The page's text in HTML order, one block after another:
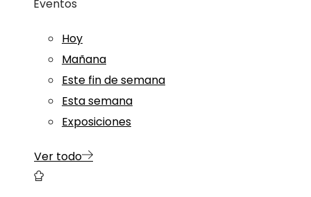
Eventos
Hoy
Mañana
Este fin de semana
Esta semana
Exposiciones
Ver todo